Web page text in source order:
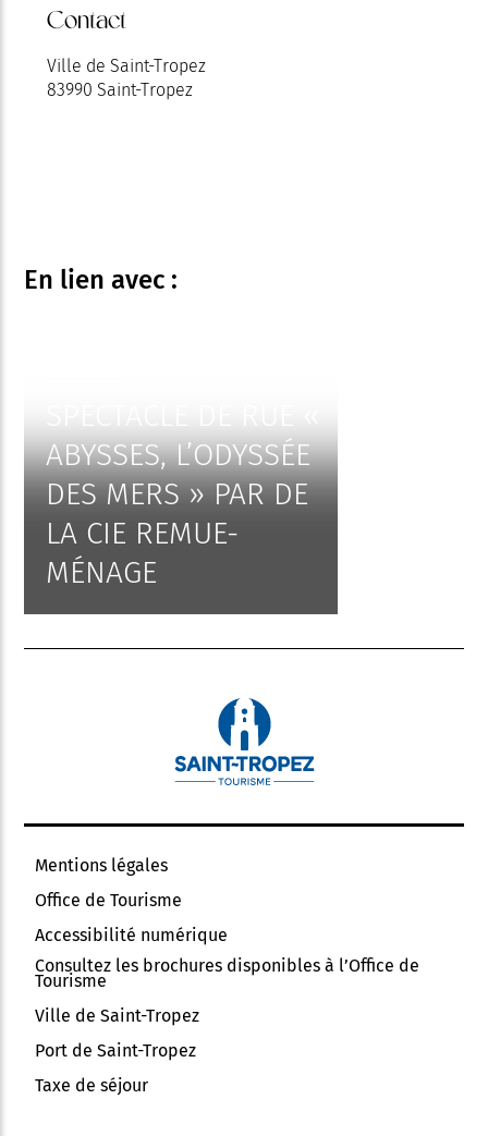
Contact
Ville de Saint-Tropez
83990 Saint-Tropez
En lien avec :
ABYSSES, L’ODYSSÉE
DES MERS » PAR DE
LA CIE REMUE-
MÉNAGE
Mentions légales
Office de Tourisme
Accessibilité numérique
Consultez les brochures disponibles à l’Office de
Tourisme
Ville de Saint-Tropez
Port de Saint-Tropez
Taxe de séjour